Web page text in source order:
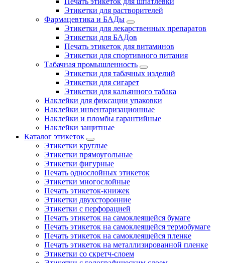
Этикетки для растворителей
Фармацевтика и БАДы
Этикетки для лекарственных препаратов
Этикетки для БАДов
Печать этикеток для витаминов
Этикетки для спортивного питания
Табачная промышленность
Этикетки для табачных изделий
Этикетки для сигарет
Этикетки для кальянного табака
Наклейки для фиксации упаковки
Наклейки инвентаризационные
Наклейки и пломбы гарантийные
Наклейки защитные
Каталог этикеток
Этикетки круглые
Этикетки прямоугольные
Этикетки фигурные
Печать однослойных этикеток
Этикетки многослойные
Печать этикеток-книжек
Этикетки двухсторонние
Этикетки с перфорацией
Печать этикеток на самоклеящейся бумаге
Печать этикеток на самоклеящейся термобумаге
Печать этикеток на самоклеящейся пленке
Печать этикеток на металлизированной пленке
Этикетки со скретч-слоем